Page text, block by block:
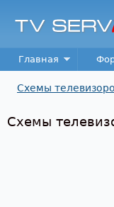
TV
Service
Main menu
Главная
Схемы
Схемы